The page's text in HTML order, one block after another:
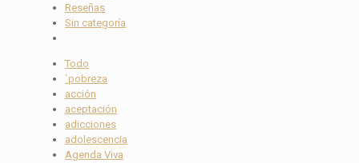
Reseñas
Sin categoría
Todo
`pobreza
acción
aceptación
adicciones
adolescencia
Agenda Viva